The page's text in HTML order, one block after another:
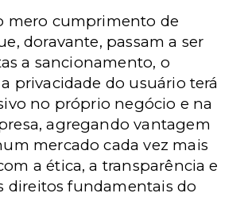
mero cumprimento de
doravante, passam a ser
a sancionamento, o
privacidade do usuário terá
no próprio negócio e na
agregando vantagem
mercado cada vez mais
a ética, a transparência e
direitos fundamentais do